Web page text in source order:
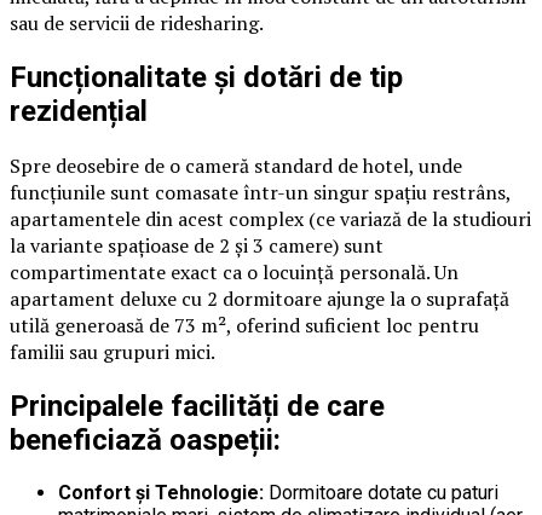
sau de servicii de ridesharing.
Funcționalitate și dotări de tip
rezidențial
Spre deosebire de o cameră standard de hotel, unde
funcțiunile sunt comasate într-un singur spațiu restrâns,
apartamentele din acest complex (ce variază de la studiouri
la variante spațioase de 2 și 3 camere) sunt
compartimentate exact ca o locuință personală. Un
apartament deluxe cu 2 dormitoare ajunge la o suprafață
utilă generoasă de 73 m², oferind suficient loc pentru
familii sau grupuri mici.
Principalele facilități de care
beneficiază oaspeții:
Confort și Tehnologie: Dormitoare dotate cu paturi